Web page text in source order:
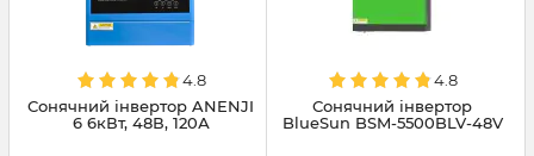
4.8
Сонячний інвертор ANENJI
6 6кВт, 48В, 120А
4.8
Сонячний інвертор
BlueSun BSM-5500BLV-48V